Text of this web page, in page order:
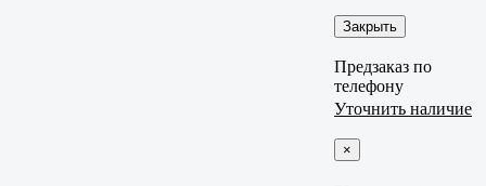
Закрыть
Предзаказ по
телефону
Уточнить наличие
×